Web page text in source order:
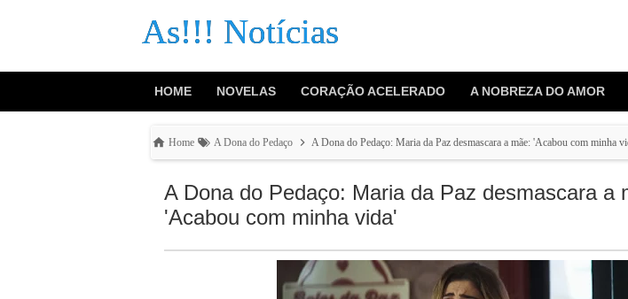
As!!! Notícias
HOME NOVELAS CORAÇÃO ACELERADO A NOBREZA DO AMOR
Home A Dona do Pedaço A Dona do Pedaço: Maria da Paz desmascara a mãe: 'Acabou com minha
A Dona do Pedaço: Maria da Paz desmascara a
'Acabou com minha vida'